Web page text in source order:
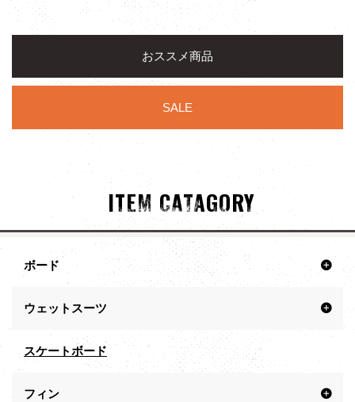
おススメ商品
SALE
ITEM CATAGORY
ボード
ウェットスーツ
スケートボード
フィン